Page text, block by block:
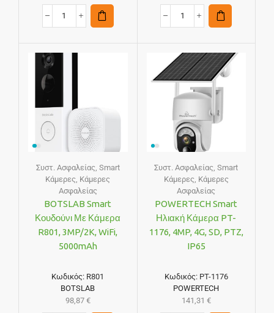
Συστ. Ασφαλείας, Smart
Κάμερες, Κάμερες
Ασφαλείας
BOTSLAB Smart
Κουδούνι Με Κάμερα
R801, 3MP/2K, WiFi,
5000mAh
Κωδικός: R801
BOTSLAB
98,87 €
Συστ. Ασφαλείας,Smart
Κάμερες, Κάμερες
Ασφαλείας
POWERTECH Smart
Ηλιακή Κάμερα PT-
1176, 4MP, 4G, SD, PTZ,
IP65
Κωδικός: PT-1176
POWERTECH
141,31 €